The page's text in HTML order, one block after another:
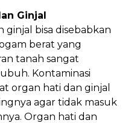
Ginjal
bisa disebabkan
berat yang
tanah sangat
Kontaminasi
organ hati dan ginjal
agar tidak masuk
Organ hati dan